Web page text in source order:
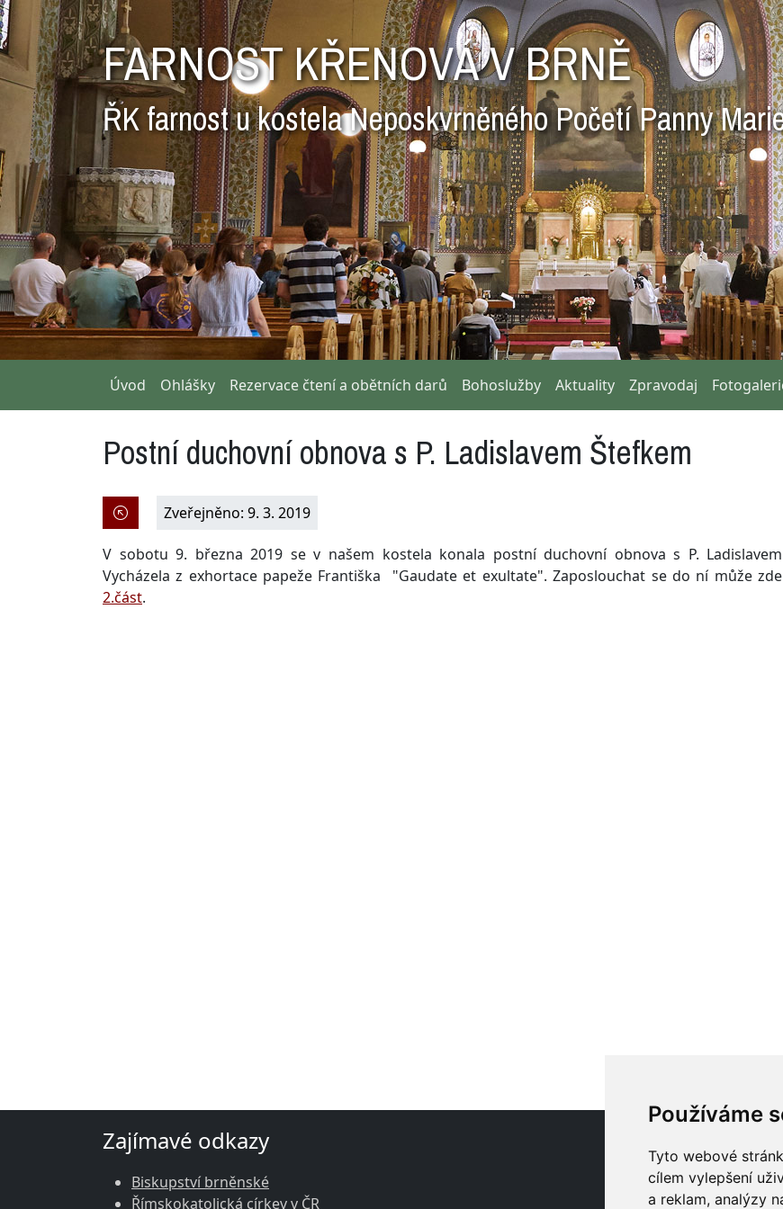
Používáme
Tyto webové
cílem vylepšení
a reklam, analýzy
FARNOST KŘENOVÁ V BRNĚ
ŘK farnost u kostela Neposkvrněného Početí Panny
Úvod Ohlášky Rezervace čtení a obětních darů Bohoslužby Aktuality Zpravodaj
Postní duchovní obnova s P. Ladislavem Štefkem
Zveřejněno: 9. 3. 2019
V sobotu 9. března 2019 se v našem kostela konala postní duchovní obnova s P.
Vycházela z exhortace papeže Františka "Gaudate et exultate". Zaposlouchat se do ní může
2.část.
Zajímavé odkazy
Biskupství brněnské
Římskokatolická církev v ČR